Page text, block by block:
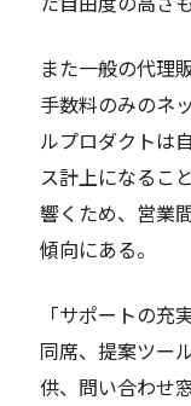
また一般の代理
手数料のみのネ
ルプロダクトは
ス計上になるこ
響くため、営業
傾向にある。
「サポートの
同席、提案ツー
供、問い合わせ